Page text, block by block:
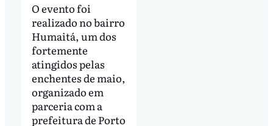
O evento foi
realizado no bairro
Humaitá, um dos
fortemente
atingidos pelas
enchentes de maio,
organizado em
parceria com a
prefeitura de Porto